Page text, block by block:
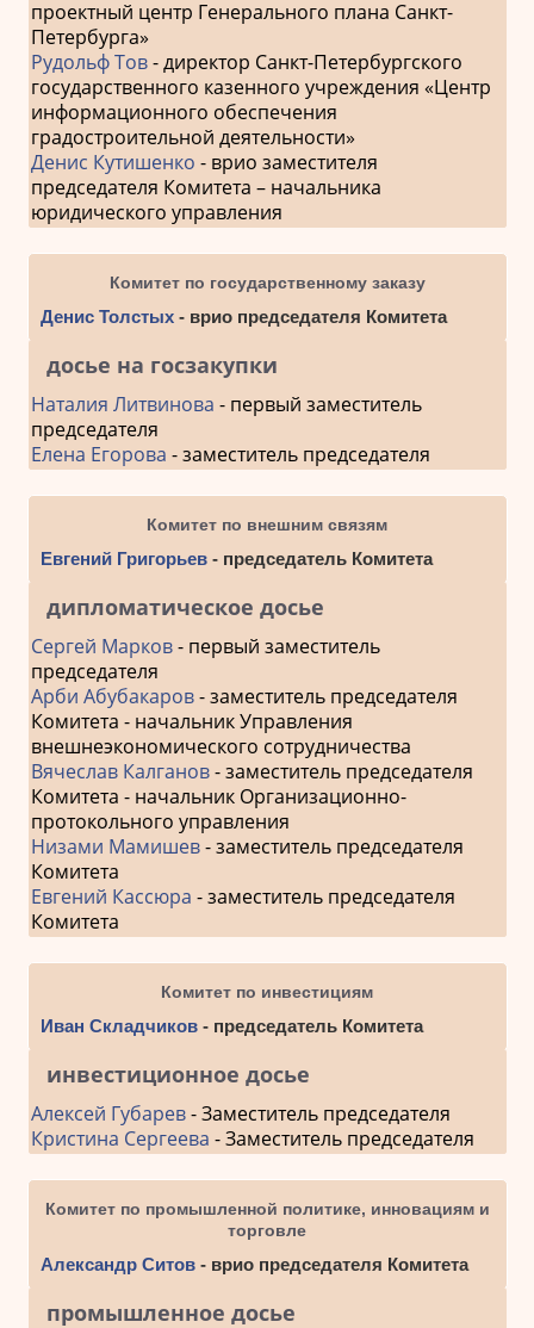
проектный центр Генерального плана Санкт-
Петербурга»
Рудольф Тов- директор Санкт-Петербургского
государственного казенного учреждения «Центр
информационного обеспечения
градостроительной деятельности»
Денис Кутишенко - врио заместителя
председателя Комитета – начальника
юридического управления
Комитет по государственному заказу
Денис Толстых- врио председателя Комитета
досье на госзакупки
Наталия Литвинова - первый заместитель
председателя
Елена Егорова - заместитель председателя
Комитет по внешним связям
Евгений Григорьев- председатель Комитета
дипломатическое досье
Сергей Марков- первый заместитель
председателя
Арби Абубакаров- заместитель председателя
Комитета - начальник Управления
внешнеэкономического сотрудничества
Вячеслав Калганов- заместитель председателя
Комитета - начальник Организационно-
протокольного управления
Низами Мамишев- заместитель председателя
Комитета
Евгений Кассюра - заместитель председателя
Комитета
Комитет по инвестициям
Иван Складчиков- председатель Комитета
инвестиционное досье
Алексей Губарев- Заместитель председателя
Кристина Сергеева - Заместитель председателя
Комитет по промышленной политике, инновациям и
торговле
Александр Ситов- врио председателя Комитета
промышленное досье